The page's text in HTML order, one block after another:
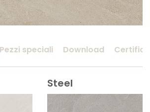
Pezzi speciali Download
Steel